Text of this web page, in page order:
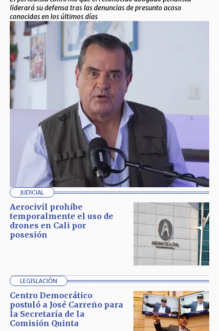
liderará su defensa tras las denuncias de presunto acoso
conocidas en los últimos días
JUDICIAL
Aerocivil prohíbe
temporalmente el uso de
drones en Cali por
posesión
LEGISLACIÓN
Centro Democrático
postuló a José Carreño para
la Secretaría de la
Comisión Quinta